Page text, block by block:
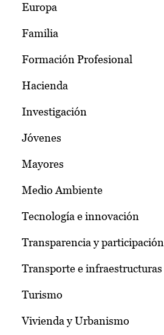
Europa
Familia
Formación Profesional
Hacienda
Investigación
Jóvenes
Mayores
Medio Ambiente
Tecnología e innovación
Transparencia y participación
Transporte e infraestructuras
Turismo
Vivienda y Urbanismo